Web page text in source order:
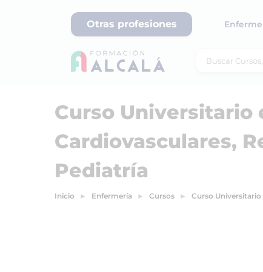
Otras profesiones
Curso Universitario
Cardiovasculares,
Pediatría
Inicio Enfermería Cursos Curso Universitario